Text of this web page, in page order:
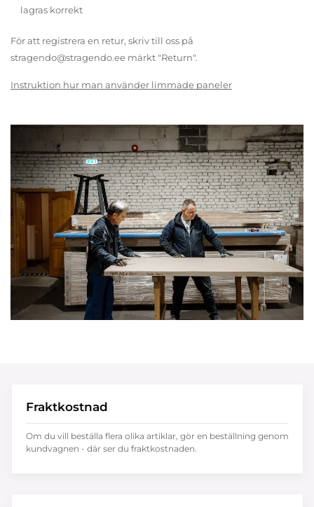
lagras korrekt
För att registrera en retur, skriv till oss på
stragendo@stragendo.ee märkt "Return".
Instruktion hur man använder limmade paneler
Fraktkostnad
Om du vill beställa flera olika artiklar, gör en beställning genom
kundvagnen - där ser du fraktkostnaden.